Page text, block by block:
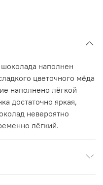
наполнен
цветочного мёда
наполнено лёгкой
достаточно яркая,
невероятно
лёгкий.